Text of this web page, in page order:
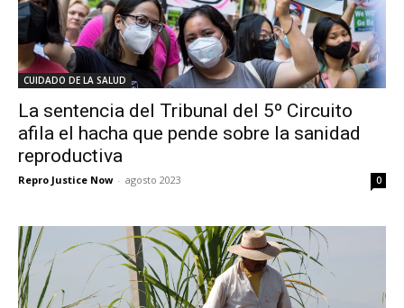
CUIDADO DE LA SALUD
La sentencia del Tribunal del 5º Circuito
afila el hacha que pende sobre la sanidad
reproductiva
Repro Justice Now - agosto 2023 0